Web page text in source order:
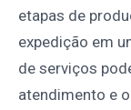
etapas de
expedição em
de serviços
atendimento e